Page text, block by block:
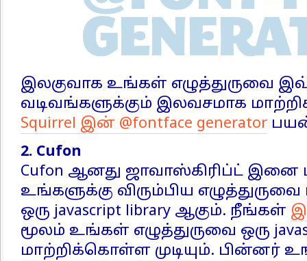
இலகுவாக உங்கள் எழுத்துருவை
வடிவங்களுக்கும் இலவசமாக
Squirrel இன் @fontface generator
2. Cufon
Cufon ஆனது ஜாவாஸ்கிரிப்ட் இனை
உங்களுக்கு விரும்பிய
ஒரு javascript library ஆகும். நீங்கள்
மூலம் உங்கள் எழுத்துருவை ஒரு
மாற்றிக்கொள்ள முடியும். பின்னர்